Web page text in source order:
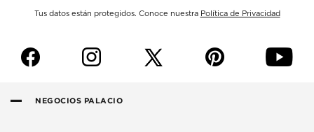
Tus datos están protegidos. Conoce nuestra Política de Privacidad
f i p y
NEGOCIOS PALACIO